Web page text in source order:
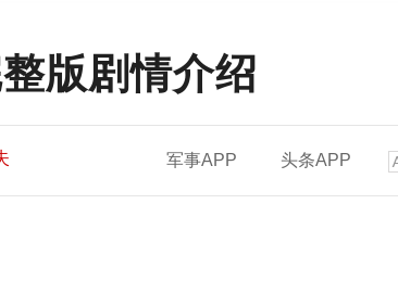
版剧情介绍
军事APP 头条APP